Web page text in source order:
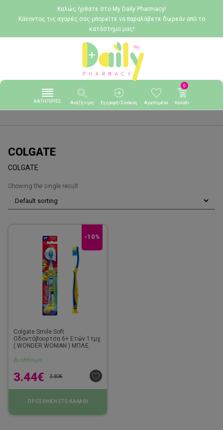
Καλώς ήρθατε στο My Daily Pharmacy!
Κάνοντας τις αγορές σας μπορείτε να παραλάβετε δωρεάν από το
κατάστημα μας!
ΚΑΤΗΓΟΡΙΕΣ Αναζήτηση Εγγραφή/Σύνδεση Αγαπημένα
0
Καλάθι
COLGATE
COLGATE
Showing the single result
-10%
Colgate Smile Soft
Οδοντόβουρτσα 6+ Ετών 1τμχ
( WONDER WOMAN ) ΜΠΛΕ.
Διαθέσιμο
3.83€
3.44€
ΠΡΟΣΘΗΚΗ ΣΤΟ ΚΑΛΑΘΙ